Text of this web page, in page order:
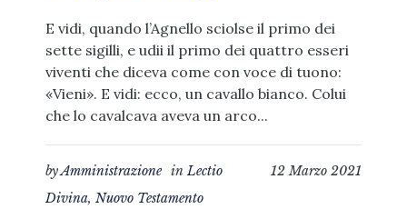
E vidi, quando l’Agnello sciolse il primo dei
sette sigilli, e udii il primo dei quattro esseri
viventi che diceva come con voce di tuono:
«Vieni». E vidi: ecco, un cavallo bianco. Colui
che lo cavalcava aveva un arco...
12 Marzo 2021
byAmministrazione inLectio
Divina, Nuovo Testamento